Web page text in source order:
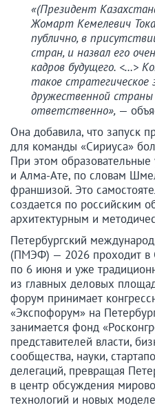
«(Президент
Жомарт Кемелевич
публично, в
стран, и назвал его
кадров будущего. <…>
такое стратегическое
дружественной страны
ответственно», —
Она добавила, что запуск
для команды «Сириуса»
При этом
и Алма-Ате, по словам
франшизой. Это
создается по российским
архитектурным и
Петербургский
(ПМЭФ) — 2026 проходит в
по 6 июня и уже
из главных деловых
форум принимает
«Экспофорум» на
занимается фонд
представителей власти,
сообщества, науки,
делегаций, превращая
в центр обсуждения
технологий и новых